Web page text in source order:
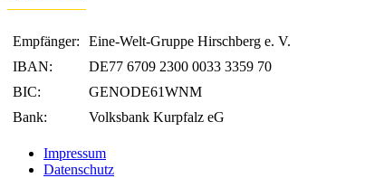
Empfänger:
Eine-Welt-Gruppe Hirschberg e. V.
IBAN:
DE77 6709 2300 0033 3359 70
BIC:
GENODE61WNM
Bank:
Volksbank Kurpfalz eG
Impressum
Datenschutz